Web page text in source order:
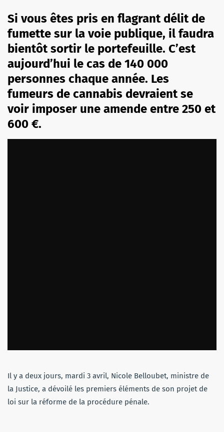
Si vous êtes pris en flagrant délit de
fumette sur la voie publique, il faudra
bientôt sortir le portefeuille. C’est
aujourd’hui le cas de 140 000
personnes chaque année. Les
fumeurs de cannabis devraient se
voir imposer une amende entre 250 et
600 €.
Il y a deux jours, mardi 3 avril, Nicole Belloubet, ministre de
la Justice, a dévoilé les premiers éléments de son projet de
loi sur la réforme de la procédure pénale.